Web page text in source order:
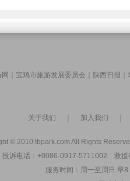
宝鸡市旅游发展委员会 陕西日报
关于我们 加入我们
© 2010 tbpark.com All Rights
投诉电话：+0086-0917-5711002 救
服务时间：周一至周日 早